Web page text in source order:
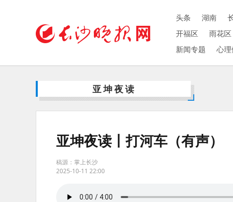
头条 湖南
开福区
雨花区
新闻专题
心
亚坤夜读
亚坤夜读丨打河车（有声）
稿源：掌上长沙
2025-10-11 22:00